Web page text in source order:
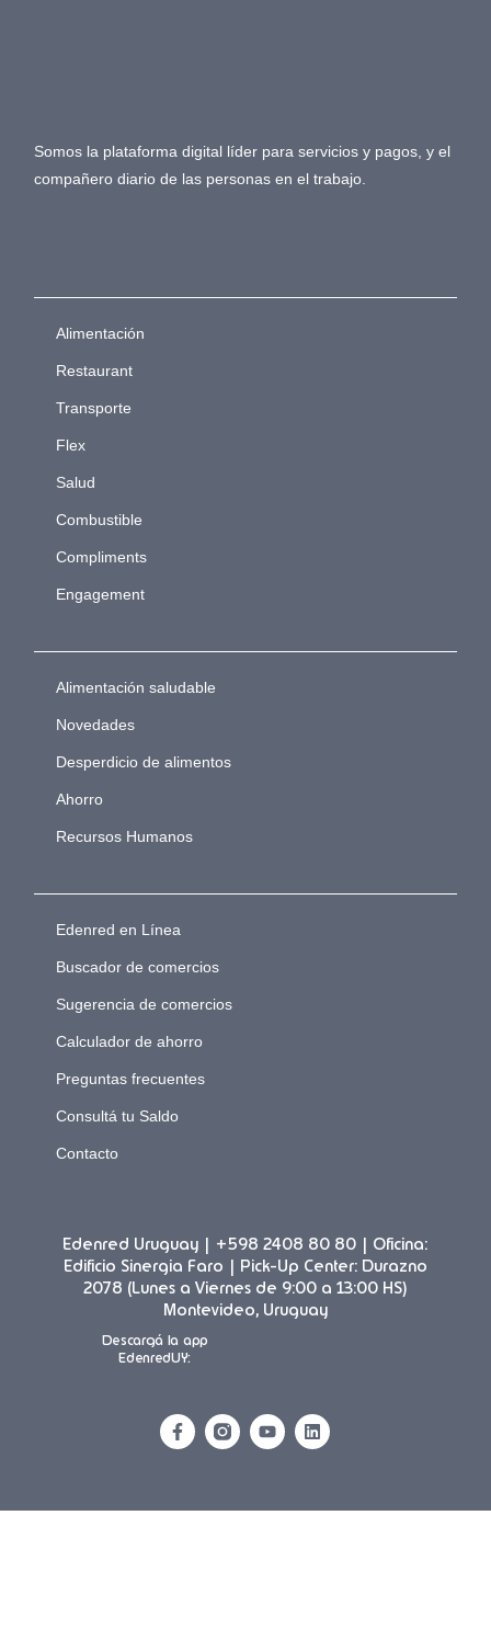
Somos la plataforma digital líder para servicios y pagos, y el
compañero diario de las personas en el trabajo.
Alimentación
Restaurant
Transporte
Flex
Salud
Combustible
Compliments
Engagement
Alimentación saludable
Novedades
Desperdicio de alimentos
Ahorro
Recursos Humanos
Edenred en Línea
Buscador de comercios
Sugerencia de comercios
Calculador de ahorro
Preguntas frecuentes
Consultá tu Saldo
Contacto
Edenred Uruguay | +598 2408 80 80 | Oficina:
Edificio Sinergia Faro | Pick-Up Center: Durazno
2078 (Lunes a Viernes de 9:00 a 13:00 HS)
Montevideo, Uruguay
Descargá la app
EdenredUY: